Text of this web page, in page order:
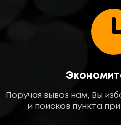
Поручая вывоз нам, Вы
и поисков пункта